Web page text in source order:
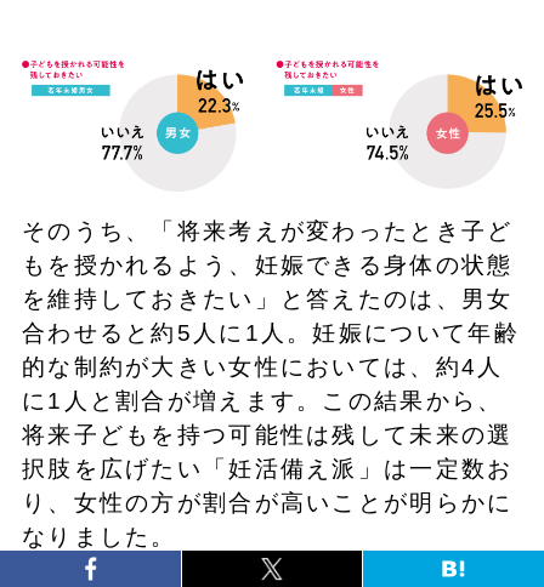
そのうち、「将来考えが変わったとき子ど
もを授かれるよう、妊娠できる身体の状態
を維持しておきたい」と答えたのは、男女
合わせると約5人に1人。妊娠について年齢
的な制約が大きい女性においては、約4人
に1人と割合が増えます。この結果から、
将来子どもを持つ可能性は残して未来の選
択肢を広げたい「妊活備え派」は一定数お
り、女性の方が割合が高いことが明らかに
なりました。